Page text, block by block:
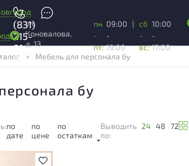
+7
(831)
215-
01-
04
ул.
Коновалова,
д. 13
пн
-
пт:
09:00
-
19:00
|
сб
-
вс:
10:00
-
17:00
> Мебель для персонала бу
бу
по
дате
по
цене
по
остаткам
Выводить
по:
24 48 72
В избранное